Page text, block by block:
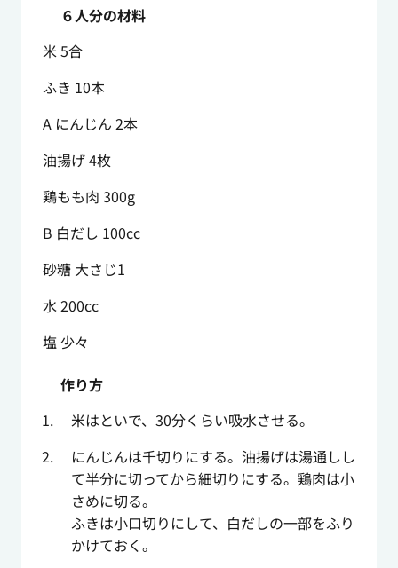
６人分の材料
米 5合
ふき 10本
A にんじん 2本
油揚げ 4枚
鶏もも肉 300g
B 白だし 100cc
砂糖 大さじ1
水 200cc
塩 少々
作り方
米はといで、30分くらい吸水させる。
にんじんは千切りにする。油揚げは湯通しし
て半分に切ってから細切りにする。鶏肉は小
さめに切る。
ふきは小口切りにして、白だしの一部をふり
かけておく。